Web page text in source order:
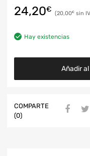
24,20€ 20,00€
Hay existencias
Añadir
COMPARTE
(0)